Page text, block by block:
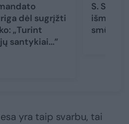
dėl sugrįžti
„Turint
santykiai...”
S.
smūgis
yra taip svarbu, tai